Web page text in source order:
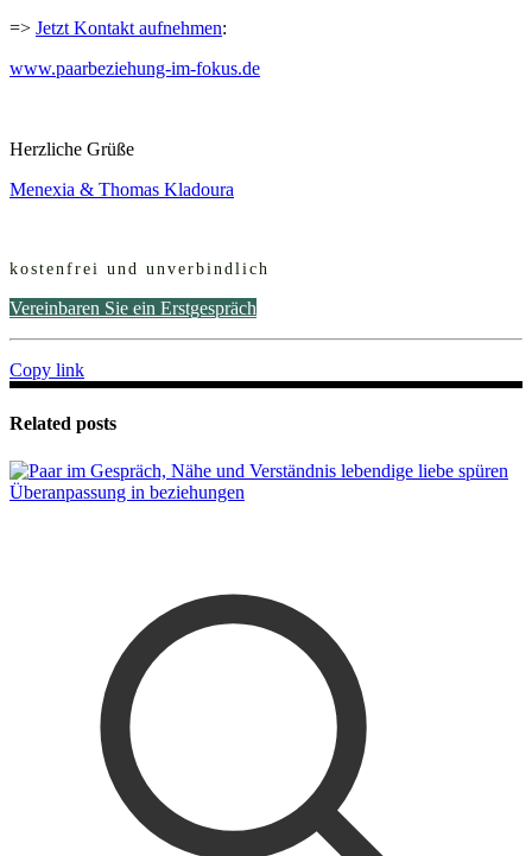
=> Jetzt Kontakt aufnehmen:
www.paarbeziehung-im-fokus.de
Herzliche Grüße
Menexia & Thomas Kladoura
kostenfrei und unverbindlich
Vereinbaren Sie ein Erstgespräch
Copy link
Related posts